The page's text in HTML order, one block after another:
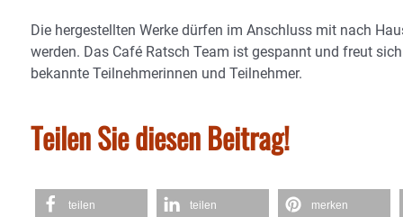
Die hergestellten Werke dürfen im Anschluss mit nach
werden. Das Café Ratsch Team ist gespannt und freut
bekannte Teilnehmerinnen und Teilnehmer.
Teilen Sie diesen Beitrag!
teilen teilen merken